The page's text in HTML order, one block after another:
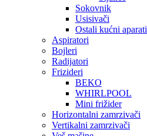
Sokovnik
Usisivači
Ostali kućni aparati
Aspiratori
Bojleri
Radijatori
Frizideri
BEKO
WHIRLPOOL
Mini frižider
Horizontalni zamrzivači
Vertikalni zamrzivači